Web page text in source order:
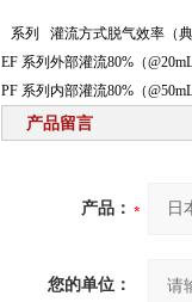
系列 灌流方式脱气效率（
EF 系列 外部灌流80%（
PF 系列 内部灌流80%（
产品留言
产品：
您的单位：